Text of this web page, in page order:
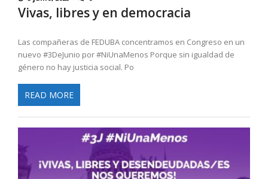
Vivas, libres y en democracia
Las compañeras de FEDUBA concentramos en Congreso en un
nuevo #3DeJunio por #NiUnaMenos Porque sin igualdad de
género no hay justicia social. Po
READ MORE